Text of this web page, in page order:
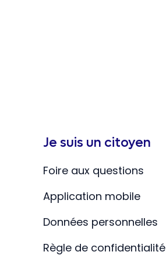
Je suis un citoyen
Foire aux questions
Application mobile
Données personnelles
Règle de confidentialité